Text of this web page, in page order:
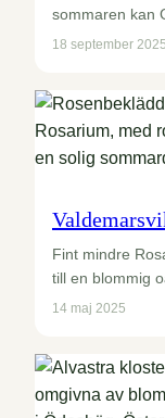
sommaren kan
18 september 2025
Fint mindre
till en blommig
14 maj 2025